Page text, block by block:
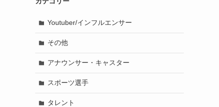
Youtuber/インフルエンサー
その他
アナウンサー・キャスター
スポーツ選手
タレント